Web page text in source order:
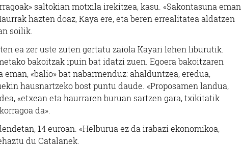
saltokian motxila irekitzea, kasu. «Sakontasuna eman
hazten doaz, Kaya ere, eta beren errealitatea aldatzen
soilik.
ea zer uste zuten gertatu zaiola Kayari lehen liburutik.
bakoitzak ipuin bat idatzi zuen. Egoera bakoitzaren
«balio» bat nabarmenduz: ahalduntzea, eredua,
hausnartzeko bost puntu daude. «Proposamen landua,
«etxean eta haurraren buruan sartzen gara, txikitatik
da».
14 euroan. «Helburua ez da irabazi ekonomikoa,
du Catalanek.